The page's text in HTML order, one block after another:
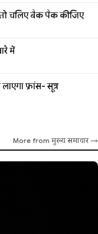
चलिए बैक पैक कीजिए
में
फ्रांस- सूत्र
More from मुख्य समाचार →